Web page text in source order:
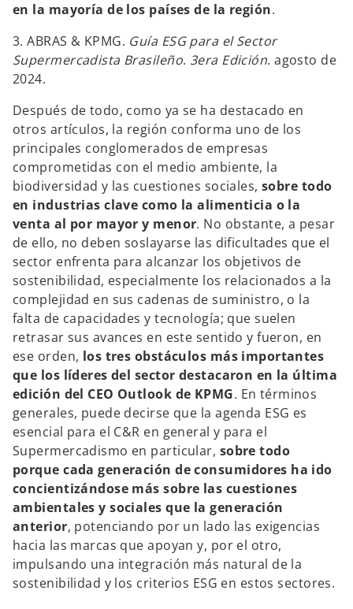
en la mayoría de los países de la región.
3. ABRAS & KPMG. Guía ESG para el Sector
Supermercadista Brasileño. 3era Edición. agosto de
2024.
Después de todo, como ya se ha destacado en
otros artículos, la región conforma uno de los
principales conglomerados de empresas
comprometidas con el medio ambiente, la
biodiversidad y las cuestiones sociales,sobre todo
en industrias clave como la alimenticia o la
venta al por mayor y menor. No obstante, a pesar
de ello, no deben soslayarse las dificultades que el
sector enfrenta para alcanzar los objetivos de
sostenibilidad, especialmente los relacionados a la
complejidad en sus cadenas de suministro, o la
falta de capacidades y tecnología; que suelen
retrasar sus avances en este sentido y fueron, en
ese orden, los tres obstáculos más importantes
que los líderes del sector destacaron en la última
edición del CEO Outlook de KPMG. En términos
generales, puede decirse que la agenda ESG es
esencial para el C&R en general y para el
Supermercadismo en particular, sobre todo
porque cada generación de consumidores ha ido
concientizándose más sobre las cuestiones
ambientales y sociales que la generación
anterior, potenciando por un lado las exigencias
hacia las marcas que apoyan y, por el otro,
impulsando una integración más natural de la
sostenibilidad y los criterios ESG en estos sectores.